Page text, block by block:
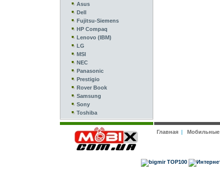
Asus
Dell
Fujitsu-Siemens
HP Compaq
Lenovo (IBM)
LG
MSI
NEC
Panasonic
Prestigio
Rover Book
Samsung
Sony
Toshiba
Главная|